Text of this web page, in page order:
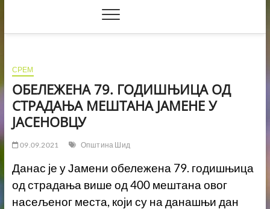
СРЕМ
ОБЕЛЕЖЕНА 79. ГОДИШЊИЦА ОД
СТРАДАЊА МЕШТАНА ЈАМЕНЕ У
ЈАСЕНОВЦУ
09.09.2021 Општина Шид
Данас је у Јамени обележена 79. годишњица
од страдања више од 400 мештана овог
насељеног места, који су на данашњи дан